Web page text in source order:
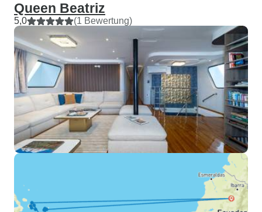
Queen Beatriz
5,0 (1 Bewertung)